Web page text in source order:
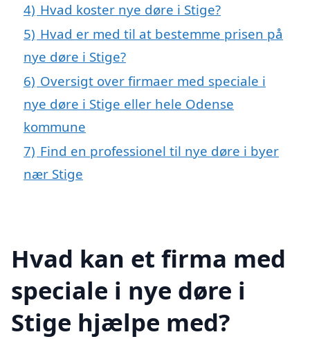
4) Hvad koster nye døre i Stige?
5) Hvad er med til at bestemme prisen på
nye døre i Stige?
6) Oversigt over firmaer med speciale i
nye døre i Stige eller hele Odense
kommune
7) Find en professionel til nye døre i byer
nær Stige
Hvad kan et firma med
speciale i nye døre i
Stige hjælpe med?